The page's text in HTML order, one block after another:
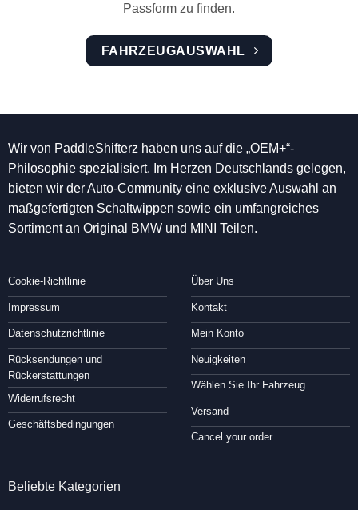
Passform zu finden.
FAHRZEUGAUSWAHL
Wir von PaddleShifterz haben uns auf die „OEM+“-
Philosophie spezialisiert. Im Herzen Deutschlands gelegen,
bieten wir der Auto-Community eine exklusive Auswahl an
maßgefertigten Schaltwippen sowie ein umfangreiches
Sortiment an Original BMW und MINI Teilen.
Cookie-Richtlinie
Impressum
Datenschutzrichtlinie
Rücksendungen und
Rückerstattungen
Widerrufsrecht
Geschäftsbedingungen
Über Uns
Kontakt
Mein Konto
Neuigkeiten
Wählen Sie Ihr Fahrzeug
Versand
Cancel your order
Beliebte Kategorien